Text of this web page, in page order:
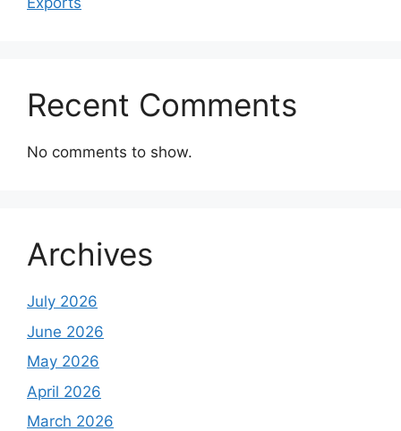
Recent Comments
No comments to show.
Archives
July 2026
June 2026
May 2026
April 2026
March 2026